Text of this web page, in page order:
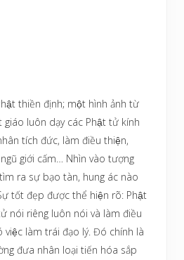
thiền định; một hình ảnh từ
luôn dạy các Phật tử kính
tích đức, làm điều thiện,
giới cấm… Nhìn vào tượng
ra sự bạo tàn, hung ác nào
tốt đẹp được thể hiện rõ: Phật
nói riêng luôn nói và làm điều
làm trái đạo lý. Đó chính là
đưa nhân loại tiến hóa sắp